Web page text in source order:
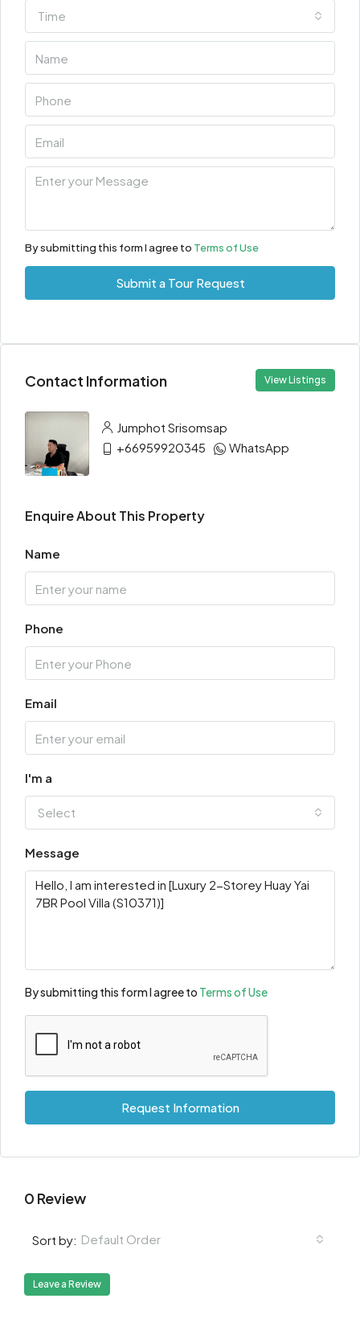
Time
By submitting this form I agree to Terms of Use
Submit a Tour Request
Contact Information View Listings
Jumphot Srisomsap
+66959920345
WhatsApp
Enquire About This Property
Name
Phone
Email
I'm a
Select
Message
By submitting this form I agree to Terms of Use
Request Information
0 Review
Sort by: Default Order
Leave a Review